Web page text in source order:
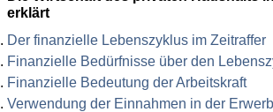
erklärt
Der finanzielle Lebenszyklus im Zeitraffer
Finanzielle Bedürfnisse über den
Finanzielle Bedeutung der Arbeitskraft
Verwendung der Einnahmen in der